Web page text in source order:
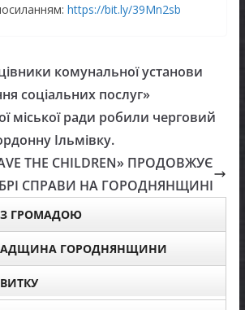
https://bit.ly/39Mn2sb
комунальної установи
соціальних послуг»
міської ради робили черговий
Ільмівку.
THE CHILDREN» ПРОДОВЖУЄ
СПРАВИ НА ГОРОДНЯНЩИНІ
ГРОМАДОЮ
ГОРОДНЯНЩИНИ